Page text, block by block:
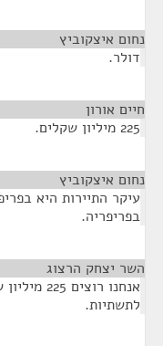
נחום איצקוביץ
דולר.
חיים אורון
225 מיליון שקלים.
נחום איצקוביץ
עיקר התיירות היא
בפריפריה.
השר יצחק הרצוג
לתשתיות.